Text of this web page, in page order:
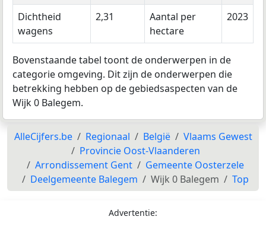
Dichtheid
wagens
2,31
Aantal per
hectare
2023
Bovenstaande tabel toont de onderwerpen in de
categorie omgeving. Dit zijn de onderwerpen die
betrekking hebben op de gebiedsaspecten van de
Wijk 0 Balegem.
AlleCijfers.be Regionaal België
Vlaams Gewest
Provincie Oost-Vlaanderen
Arrondissement Gent
Gemeente Oosterzele
Deelgemeente Balegem
Wijk 0 Balegem Top
Advertentie: